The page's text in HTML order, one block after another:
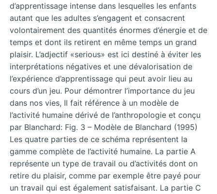
d’apprentissage intense dans lesquelles les enfants
autant que les adultes s’engagent et consacrent
volontairement des quantités énormes d’énergie et de
temps et dont ils retirent en même temps un grand
plaisir. L’adjectif «serious» est ici destiné à éviter les
interprétations négatives et une dévalorisation de
l’expérience d’apprentissage qui peut avoir lieu au
cours d’un jeu. Pour démontrer l’importance du jeu
dans nos vies, Il fait référence à un modèle de
l’activité humaine dérivé de l’anthropologie et conçu
par Blanchard: Fig. 3 – Modèle de Blanchard (1995)
Les quatre parties de ce schéma représentent la
gamme complète de l’activité humaine. La partie A
représente un type de travail ou d’activités dont on
retire du plaisir, comme par exemple être payé pour
un travail qui est également satisfaisant. La partie C